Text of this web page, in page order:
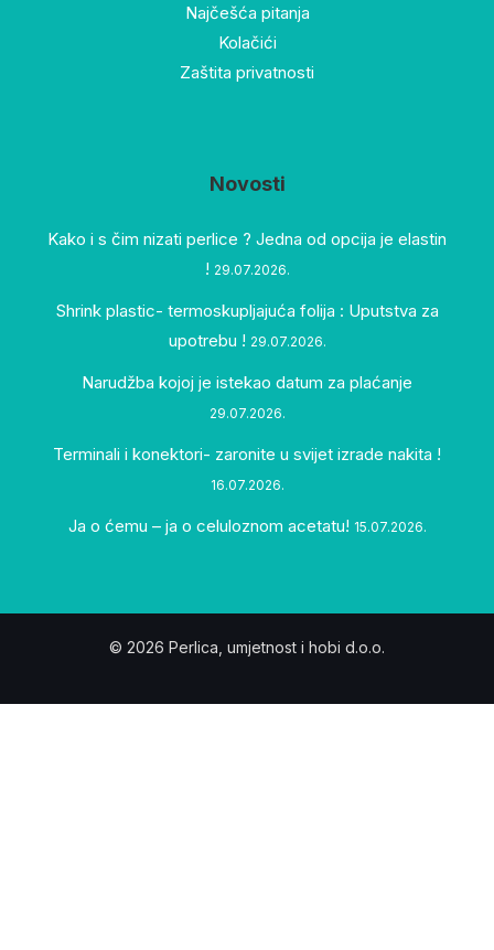
Najčešća pitanja
Kolačići
Zaštita privatnosti
Novosti
Kako i s čim nizati perlice ? Jedna od opcija je elastin
! 29.07.2026.
Shrink plastic- termoskupljajuća folija : Uputstva za
upotrebu ! 29.07.2026.
Narudžba kojoj je istekao datum za plaćanje
29.07.2026.
Terminali i konektori- zaronite u svijet izrade nakita !
16.07.2026.
Ja o ćemu – ja o celuloznom acetatu! 15.07.2026.
© 2026 Perlica, umjetnost i hobi d.o.o.